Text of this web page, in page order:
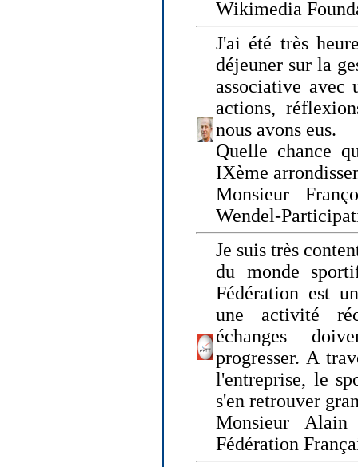
Wikimedia
J'ai été très
déjeuner sur la
associative avec
actions,
nous avons eus.
Quelle chance
IXème
Monsieur
Wendel-
Je suis très
du monde
Fédération est
une activité
échanges
progresser. A
l'entreprise, le
s'en retrouver
Monsieur
Fédération